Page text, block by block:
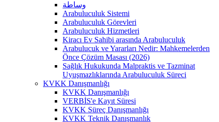
وساطة
Arabuluculuk Sistemi
Arabuluculuk Görevleri
Arabuluculuk Hizmetleri
Kiracı Ev Sahibi arasında Arabuluculuk
Arabulucuk ve Yararları Nedir: Mahkemelerden
Önce Çözüm Masası (2026)
Sağlık Hukukunda Malpraktis ve Tazminat
Uyuşmazlıklarında Arabuluculuk Süreci
KVKK Danışmanlığı
KVKK Danışmanlığı
VERBİS'e Kayıt Süresi
KVKK Süreç Danışmanlığı
KVKK Teknik Danışmanlık